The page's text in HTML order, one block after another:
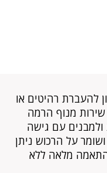
להעברת רהיטים או
שירות מנוף הרמה
ולמבנים עם גישה
על הרכוש ניתן
מלאה ללא